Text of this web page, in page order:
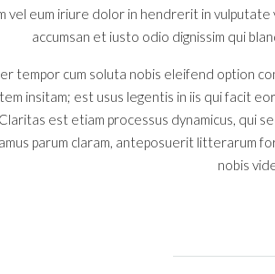
vel eum iriure dolor in hendrerit in
accumsan et iusto odio dignissim qui
tempor cum soluta nobis eleifend option
insitam; est usus legentis in iis qui facit
est etiam processus dynamicus, qui
parum claram, anteposuerit litterarum
nobis